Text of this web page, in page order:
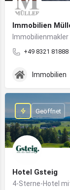
Immobilien
+49 8321 81888
Immobilien
Hotel Gsteig
4-Sterne-Hotel
Geöffnet